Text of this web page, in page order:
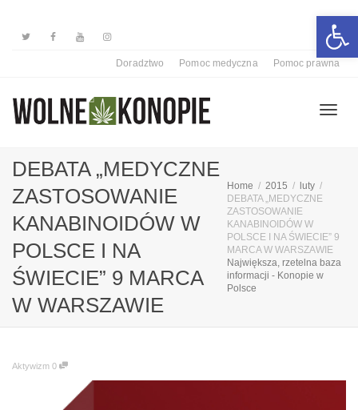
Doradztwo Pomoc medyczna Pomoc prawna
DEBATA „MEDYCZNE
ZASTOSOWANIE
KANABINOIDÓW W
POLSCE I NA
ŚWIECIE” 9 MARCA
W WARSZAWIE
Home 2015
luty
DEBATA „MEDYCZNE
ZASTOSOWANIE
KANABINOIDÓW W
POLSCE I NA ŚWIECIE” 9
MARCA W WARSZAWIE
Największa, rzetelna baza
informacji - Konopie w
Polsce
Aktywizm 0